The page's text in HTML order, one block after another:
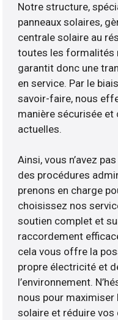
Notre structure,
panneaux solaires,
centrale solaire au
toutes les formalités
garantit donc une
en service. Par le
savoir-faire, nous
manière sécurisée
actuelles.
Ainsi, vous n’avez
des procédures
prenons en charge
choisissez nos
soutien complet et
raccordement
cela vous offre la
propre électricité et
l’environnement.
nous pour maximiser
solaire et réduire